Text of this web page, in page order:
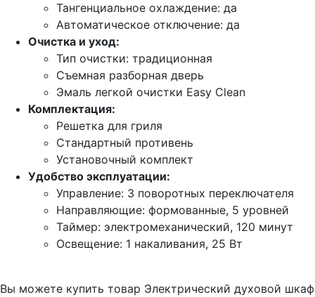
Тангенциальное охлаждение: да
Автоматическое отключение: да
Очистка и уход:
Тип очистки: традиционная
Съемная разборная дверь
Эмаль легкой очистки Easy Clean
Комплектация:
Решетка для гриля
Стандартный противень
Установочный комплект
Удобство эксплуатации:
Управление: 3 поворотных переключателя
Направляющие: формованные, 5 уровней
Таймер: электромеханический, 120 минут
Освещение: 1 накаливания, 25 Вт
Вы можете купить товар Электрический духовой шкаф